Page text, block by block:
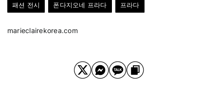
패션 전시 폰다지오네 프라다 프라다
marieclairekorea.com